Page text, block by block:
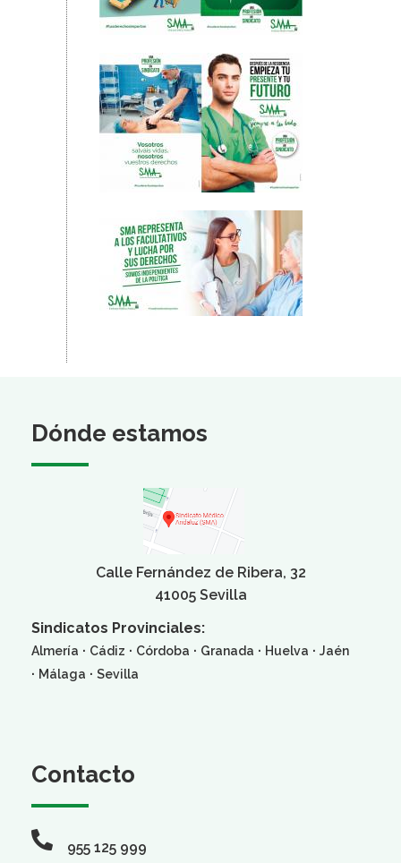
Dónde estamos
Calle Fernández de Ribera, 32
41005 Sevilla
Sindicatos Provinciales:
Almería · Cádiz · Córdoba · Granada · Huelva · Jaén
· Málaga · Sevilla
Contacto
955 125 999